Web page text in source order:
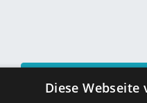
Diese Webseite